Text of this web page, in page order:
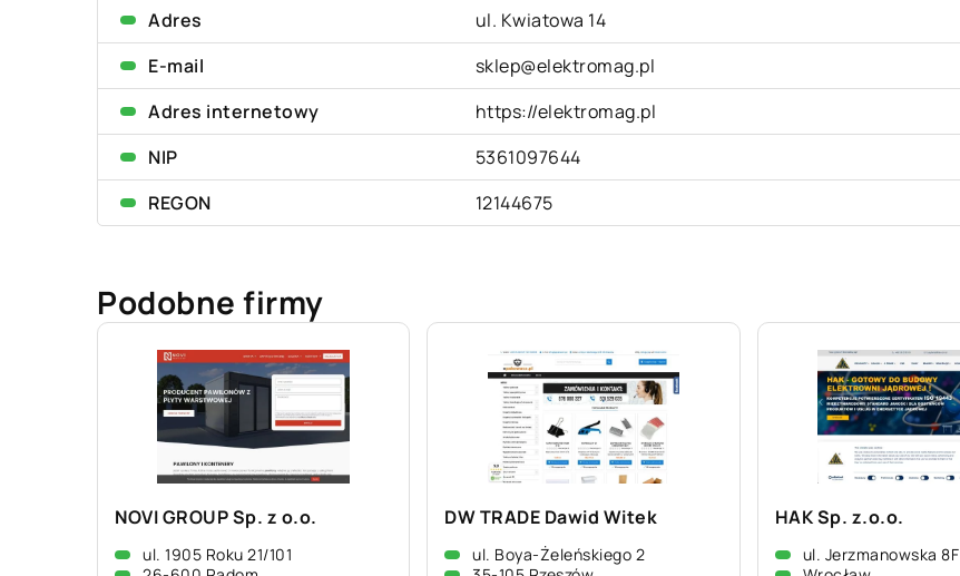
Adres
ul. Kwiatowa 14
E-mail
sklep@elektromag.pl
Adres internetowy
https://elektromag.pl
NIP
5361097644
REGON
12144675
Podobne firmy
NOVI GROUP Sp. z o.o.
ul. 1905 Roku 21/101
DW TRADE Dawid Witek
ul. Boya-Żeleńskiego 2
HAK Sp. z.o.o.
ul. Jerzmanowska 8F